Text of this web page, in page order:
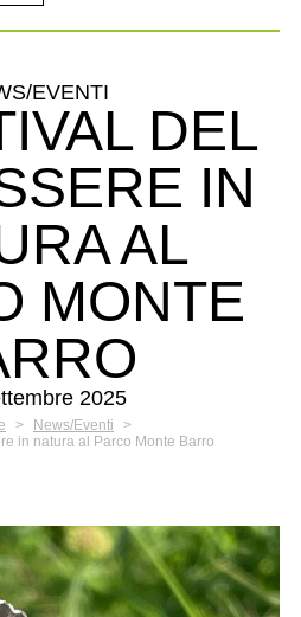
EVENTI
DEL
IN
AL
MONTE
2025
> News/Eventi
>
in natura al Parco Monte Barro